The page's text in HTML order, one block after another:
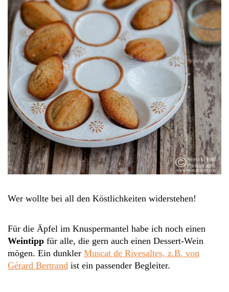
Wer wollte bei all den Köstlichkeiten widerstehen!
Für die Äpfel im Knuspermantel habe ich noch einen
Weintipp für alle, die gern auch einen Dessert-Wein
mögen. Ein dunkler Muscat de Rivesaltes, z.B. von
Gérard Bertrand ist ein passender Begleiter.